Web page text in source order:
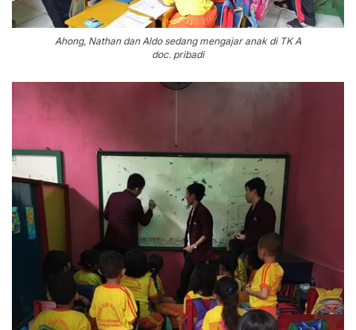
Ahong, Nathan dan Aldo sedang mengajar anak di TK A
doc. pribadi